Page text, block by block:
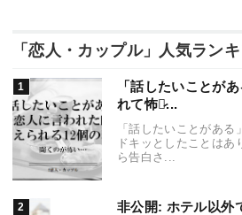
「恋人・カップル」人気ラン
「話したいことが
れて怖い̷...
「話したいことがあ
ドキッとしたことはあ
ら告白さ...
非公開: ホテル以外